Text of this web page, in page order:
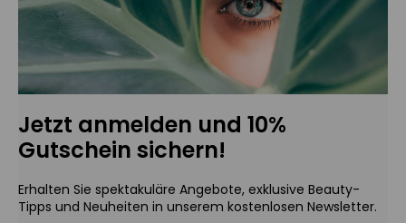
Jetzt anmelden und 10%
Gutschein sichern!
Erhalten Sie spektakuläre Angebote, exklusive Beauty-
Tipps und Neuheiten in unserem kostenlosen Newsletter.